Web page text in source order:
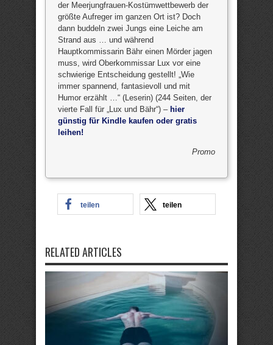
der Meerjungfrauen-Kostümwettbewerb der
größte Aufreger im ganzen Ort ist? Doch
dann buddeln zwei Jungs eine Leiche am
Strand aus … und während
Hauptkommissarin Bähr einen Mörder jagen
muss, wird Oberkommissar Lux vor eine
schwierige Entscheidung gestellt! „Wie
immer spannend, fantasievoll und mit
Humor erzählt …“ (Leserin) (244 Seiten, der
vierte Fall für „Lux und Bähr“) – hier
günstig für Kindle kaufen oder gratis
leihen!
Promo
teilen teilen
RELATED ARTICLES